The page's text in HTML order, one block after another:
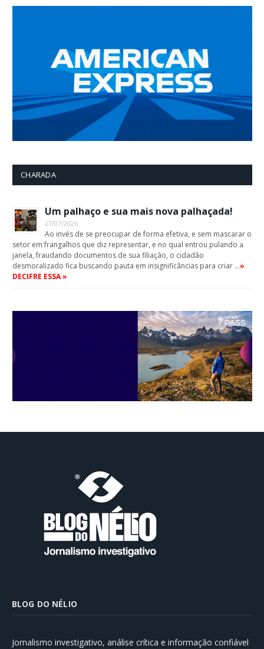
CHARADA
Um palhaço e sua mais nova palhaçada!
27/07/2026
Ao invés de se preocupar de forma efetiva, e sem mascarar o
setor em frangalhos que diz representar, e no qual entrou pulando a
janela, fraudando documentos de sua filiação, o cidadão
desmoralizado fica buscando pauta em insignificâncias para criar …»
DECIFRE ESSA »
BLOG DO NÉLIO
Jornalismo investigativo, análise crítica e informação confiável